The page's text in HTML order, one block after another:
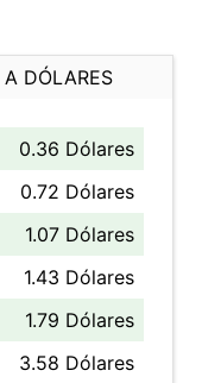
DÓLARES
0.36 Dólares
0.72 Dólares
1.07 Dólares
1.43 Dólares
1.79 Dólares
3.58 Dólares